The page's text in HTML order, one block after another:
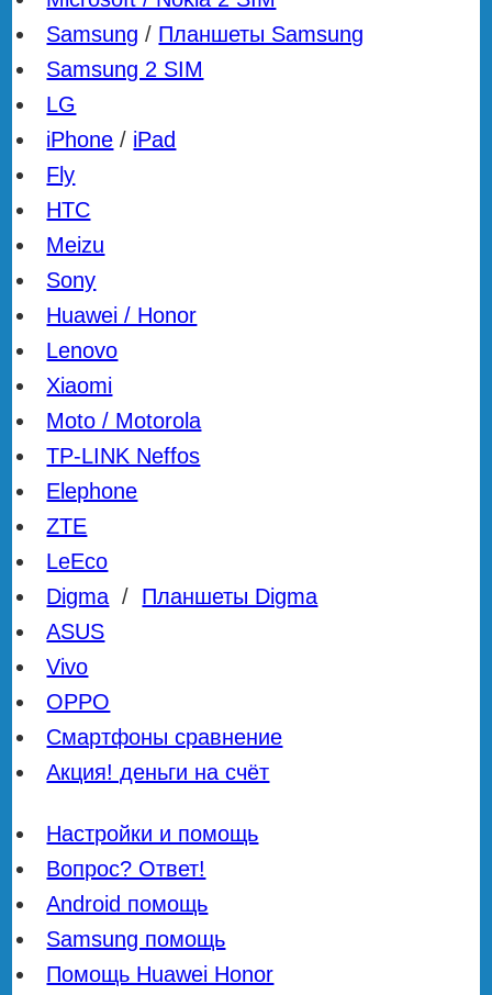
Samsung / Планшеты Samsung
Samsung 2 SIM
LG
iPhone / iPad
Fly
HTC
Meizu
Sony
Huawei / Honor
Lenovo
Xiaomi
Moto / Motorola
TP-LINK Neffos
Elephone
ZTE
LeEco
Digma / Планшеты Digma
ASUS
Vivo
OPPO
Смартфоны сравнение
Акция! деньги на счёт
Настройки и помощь
Вопрос? Ответ!
Android помощь
Samsung помощь
Помощь Huawei Honor